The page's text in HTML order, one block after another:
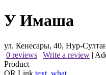
У Имаша
ул. Кенесары, 40, Нур-
0 reviews | Write a review |
Product
QR Link text_what